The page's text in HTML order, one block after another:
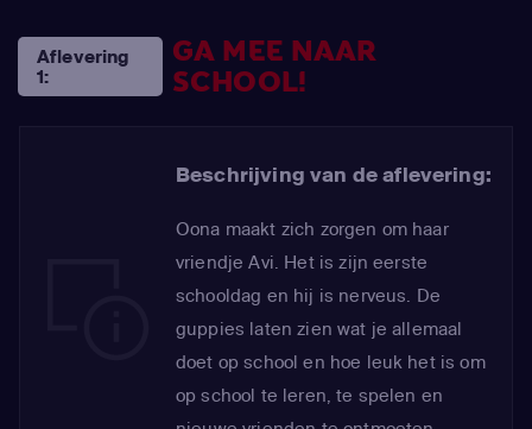
Aflevering
1:
GA MEE NAAR
SCHOOL!
Beschrijving van de aflevering:
Oona maakt zich zorgen om haar
vriendje Avi. Het is zijn eerste
schooldag en hij is nerveus. De
guppies laten zien wat je allemaal
doet op school en hoe leuk het is om
op school te leren, te spelen en